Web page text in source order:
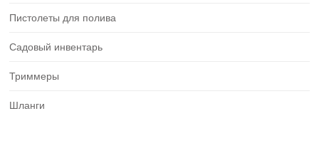
Пистолеты для полива
Садовый инвентарь
Триммеры
Шланги